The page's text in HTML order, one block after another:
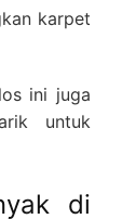
karpet
ini juga
untuk
di